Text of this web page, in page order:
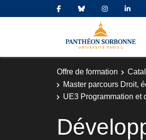
Offre de formation
Master parcours Droit,
UE3 Programmation et